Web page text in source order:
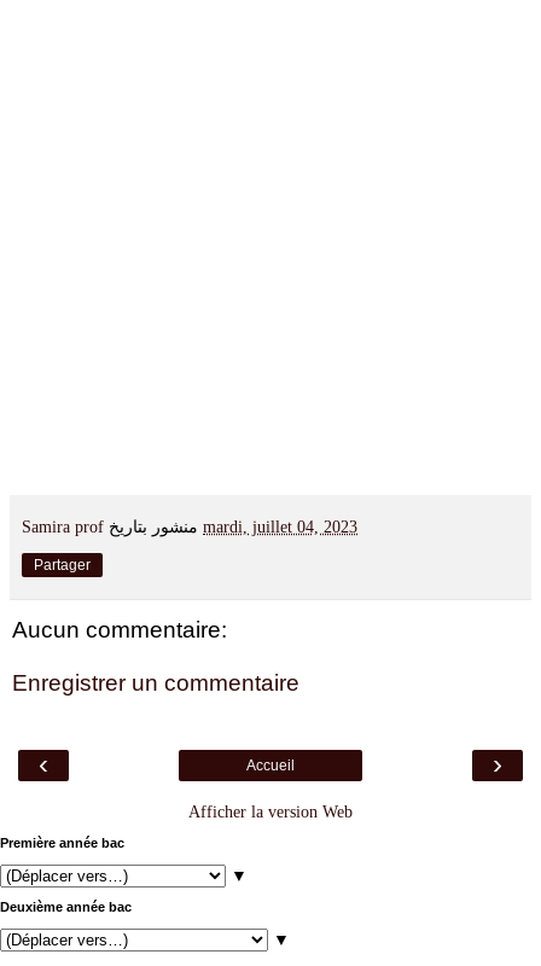
Samira prof mardi, juillet 04, 2023
Partager
Aucun commentaire:
Enregistrer un commentaire
‹ ›
Accueil
Afficher la version Web
Première année bac
▼
Deuxième année bac
▼